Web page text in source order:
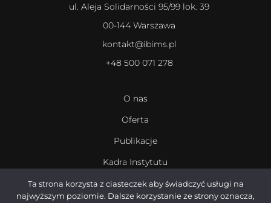
ul. Aleja Solidarności 95/99 lok. 39
00-144 Warszawa
kontakt@ibims.pl
+48 500 071 278
O nas
Oferta
Publikacje
Kadra Instytutu
Kariera
Ta strona korzysta z ciasteczek aby świadczyć usługi na
najwyższym poziomie. Dalsze korzystanie ze strony oznacza,